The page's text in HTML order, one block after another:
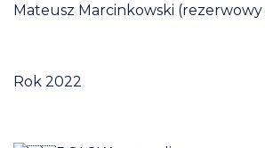
Mateusz Marcinkowski
Rok 2022